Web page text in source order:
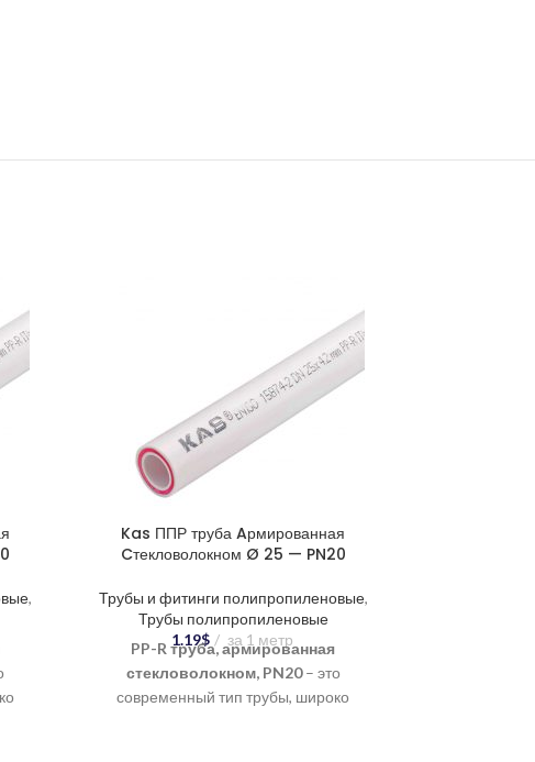
,
Kas ППР труба Aрмированная
Cтекловолокном Ø 25 — PN20
Трубы и фитинги полипропиленовые,
Трубы полипропиленовые
1.19$ за 1 метр
PP-R труба, армированная
стекловолокном, PN20– это
современный тип трубы, широко